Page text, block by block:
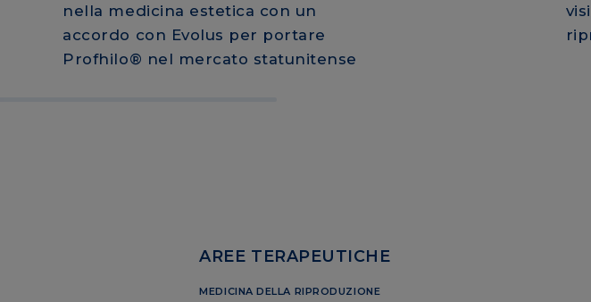
nella medicina estetica con un
accordo con Evolus per portare
Profhilo® nel mercato statunitense
AREE TERAPEUTICHE
MEDICINA DELLA RIPRODUZIONE